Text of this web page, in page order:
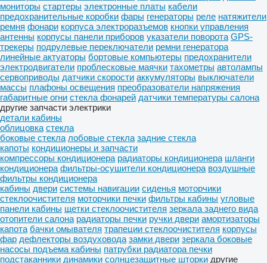
мониторы стартеры электронные платы кабели
предохранительные коробки фары генераторы реле натяжители
ремня фонари корпуса электроразъемов кнопки управления
антенны корпусы панели приборов указатели поворота GPS-
трекеры подрулевые переключатели ремни генератора
линейные актуаторы бортовые компьютеры предохранители
электродвигатели проблесковые маячки тахометры автолампы
сервоприводы датчики скорости аккумуляторы выключатели
массы плафоны освещения преобразователи напряжения
габаритные огни стекла фонарей датчики температуры салона
другие запчасти электрики
детали кабины
облицовка стекла
боковые стекла лобовые стекла задние стекла
капоты кондиционеры и запчасти
компрессоры кондиционера радиаторы кондиционера шланги
кондиционера фильтры-осушители кондиционера воздушные
фильтры кондиционера
кабины двери системы навигации сиденья моторчики
стеклоочистителя моторчики печки фильтры кабины угловые
панели кабины щетки стеклоочистителя зеркала заднего вида
отопители салона радиаторы печки ручки двери амортизаторы
капота бачки омывателя трапеции стеклоочистителя корпусы
фар дефлекторы воздуховода замки двери зеркала боковые
насосы подъема кабины патрубки радиатора печки
подстаканники динамики солнцезащитные шторки другие